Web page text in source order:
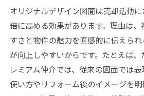
オリジナルデザイン図面は売却活動
倍に高める効果があります。理由は
すさと物件の魅力を直感的に伝えら
が向上しやすいからです。たとえば
レミアム仲介では、従来の図面では
使い方やリフォーム後のイメージを